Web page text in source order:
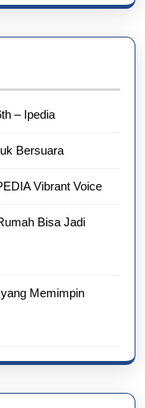
– Ipedia
Bersuara
Vibrant Voice
Bisa Jadi
Memimpin